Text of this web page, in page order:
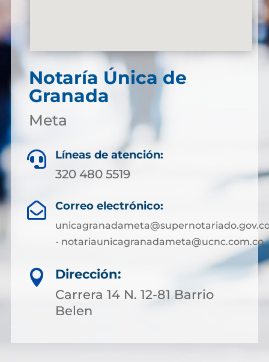
Notaría Única de
Granada
Meta
 Líneas de atención:
320 480 5519
 Correo electrónico:
- notariaunicagranadameta@ucnc.com.co

Dirección:
Carrera 14 N. 12-81 Barrio
Belen